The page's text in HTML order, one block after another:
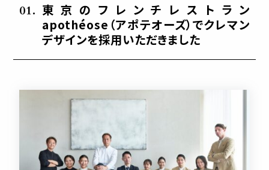
東京のフレンチレストラン
apothéose（アポテオーズ）でクレマン
デザインを採用いただきました